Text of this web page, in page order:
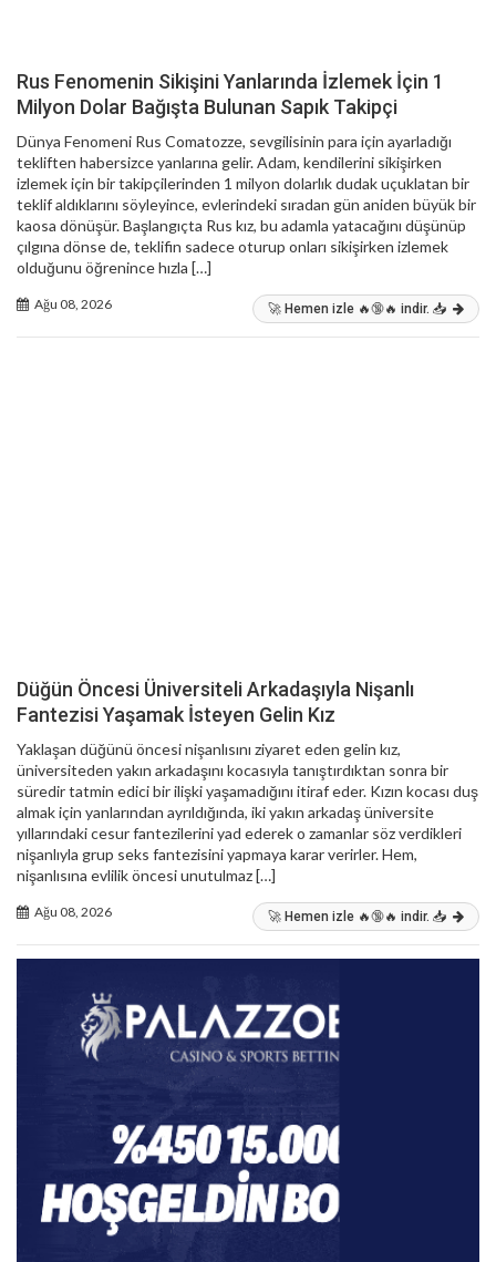
Rus Fenomenin Sikişini Yanlarında İzlemek İçin 1
Milyon Dolar Bağışta Bulunan Sapık Takipçi
Dünya Fenomeni Rus Comatozze, sevgilisinin para için ayarladığı
tekliften habersizce yanlarına gelir. Adam, kendilerini sikişirken
izlemek için bir takipçilerinden 1 milyon dolarlık dudak uçuklatan bir
teklif aldıklarını söyleyince, evlerindeki sıradan gün aniden büyük bir
kaosa dönüşür. Başlangıçta Rus kız, bu adamla yatacağını düşünüp
çılgına dönse de, teklifin sadece oturup onları sikişirken izlemek
olduğunu öğrenince hızla […]
Ağu 08, 2026 🚀 Hemen izle 🔥🔞🔥 indir. 📥
Düğün Öncesi Üniversiteli Arkadaşıyla Nişanlı
Fantezisi Yaşamak İsteyen Gelin Kız
Yaklaşan düğünü öncesi nişanlısını ziyaret eden gelin kız,
üniversiteden yakın arkadaşını kocasıyla tanıştırdıktan sonra bir
süredir tatmin edici bir ilişki yaşamadığını itiraf eder. Kızın kocası duş
almak için yanlarından ayrıldığında, iki yakın arkadaş üniversite
yıllarındaki cesur fantezilerini yad ederek o zamanlar söz verdikleri
nişanlıyla grup seks fantezisini yapmaya karar verirler. Hem,
nişanlısına evlilik öncesi unutulmaz […]
Ağu 08, 2026 🚀 Hemen izle 🔥🔞🔥 indir. 📥